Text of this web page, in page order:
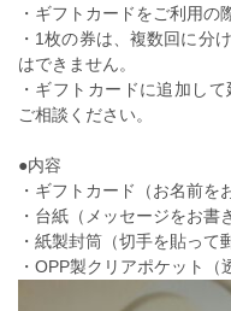
・ギフトカードをご利用の
・1枚の券は、複数回に分
はできません。
・ギフトカードに追加し
ご相談ください。
●内容
・ギフトカード（お名前を
・台紙（メッセージをお書
・紙製封筒（切手を貼って
・OPP製クリアポケット（